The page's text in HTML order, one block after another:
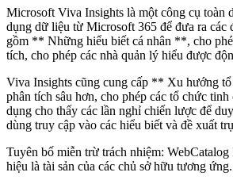
Microsoft Viva Insights là một công cụ toàn
dụng dữ liệu từ Microsoft 365 để đưa ra các
gồm ** Những hiểu biết cá nhân **, cho
tích, cho phép các nhà quản lý hiểu được
Viva Insights cũng cung cấp ** Xu hướng
phân tích sâu hơn, cho phép các tổ chức
dụng cho thấy các lần nghỉ chiến lược để
dùng truy cập vào các hiểu biết và đề xuất
Tuyên bố miễn trừ trách nhiệm:
hiệu là tài sản của các chủ sở hữu tương ứng.